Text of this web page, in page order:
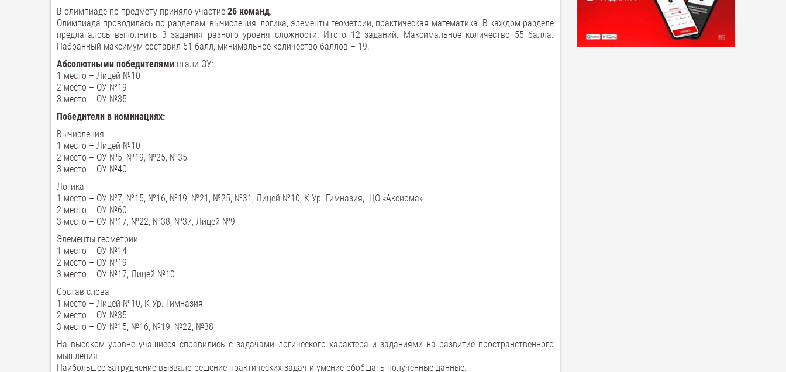
В олимпиаде по предмету приняло участие 26 команд.
Олимпиада проводилась по разделам: вычисления, логика, элементы геометрии, практическая математика. В каждом разделе
предлагалось выполнить 3 задания разного уровня сложности. Итого 12 заданий. Максимальное количество 55 балла.
Набранный максимум составил 51 балл, минимальное количество баллов – 19.
Абсолютными победителями стали ОУ:
1 место – Лицей №10
2 место – ОУ №19
3 место – ОУ №35
Победители в номинациях:
Вычисления
1 место – Лицей №10
2 место – ОУ №5, №19, №25, №35
3 место – ОУ №40
Логика
1 место – ОУ №7, №15, №16, №19, №21, №25, №31, Лицей №10, К-Ур. Гимназия, ЦО «Аксиома»
2 место – ОУ №60
3 место – ОУ №17, №22, №38, №37, Лицей №9
Элементы геометрии
1 место – ОУ №14
2 место – ОУ №19
3 место – ОУ №17, Лицей №10
Состав слова
1 место – Лицей №10, К-Ур. Гимназия
2 место – ОУ №35
3 место – ОУ №15, №16, №19, №22, №38
На высоком уровне учащиеся справились с задачами логического характера и заданиями на развитие пространственного
мышления.
Наибольшее затруднение вызвало решение практических задач и умение обобщать полученные данные.